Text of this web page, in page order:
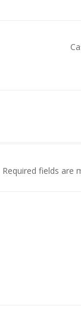
Required fields are